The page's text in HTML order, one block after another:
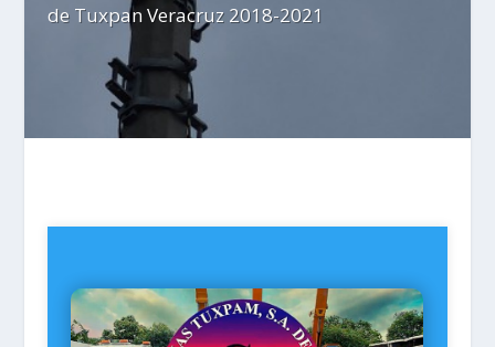
de Tuxpan Veracruz 2018-2021